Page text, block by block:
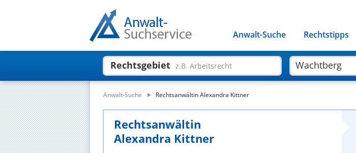
Anwalt-Suche Rechtstipps
Rechtsgebiet z.B. Arbeitsrecht
Anwalt-Suche Rechtsanwältin Alexandra Kittner
Rechtsanwältin
Alexandra Kittner